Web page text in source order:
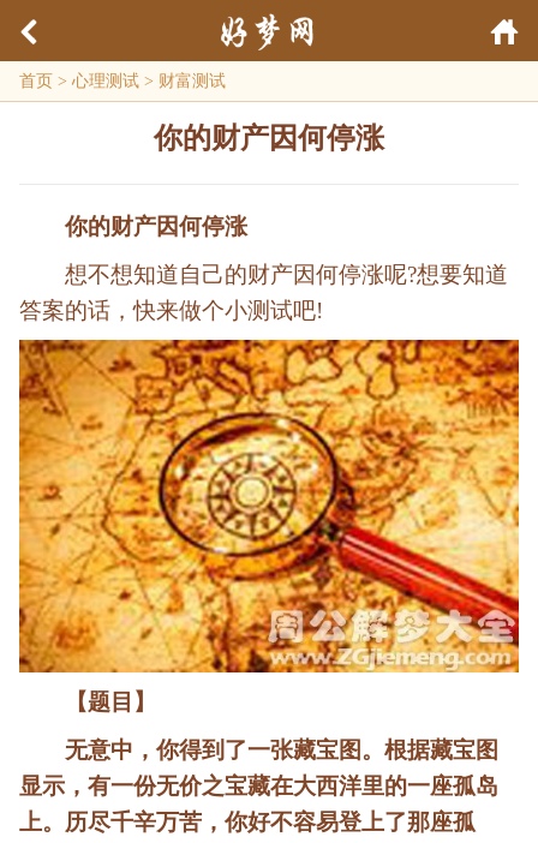
首页 > 心理测试 > 财富测试
你的财产因何停涨
你的财产因何停涨
想不想知道自己的财产因何停涨呢?想要知道
答案的话，快来做个小测试吧!
【题目】
无意中，你得到了一张藏宝图。根据藏宝图
显示，有一份无价之宝藏在大西洋里的一座孤岛
上。历尽千辛万苦，你好不容易登上了那座孤